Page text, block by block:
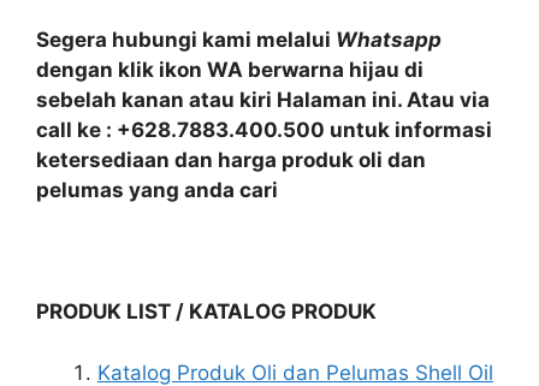
Segera hubungi kami melalui Whatsapp
dengan klik ikon WA berwarna hijau di
sebelah kanan atau kiri Halaman ini. Atau via
call ke : +628.7883.400.500 untuk informasi
ketersediaan dan harga produk oli dan
pelumas yang anda cari
PRODUK LIST / KATALOG PRODUK
Katalog Produk Oli dan Pelumas Shell Oil